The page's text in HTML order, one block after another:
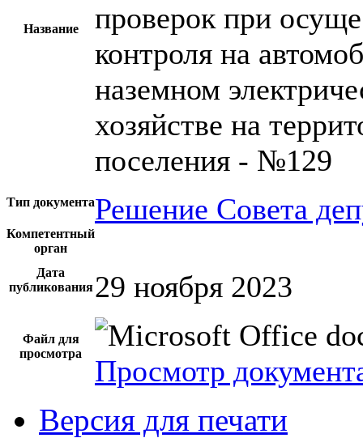
Название
проверок при
контроля на
наземном
хозяйстве на
поселения - №129
Тип документаРешение Совета
Компетентный
орган
Дата
публикования 29 ноября 2023
Файл для
просмотра
Просмотр
Версия для печати